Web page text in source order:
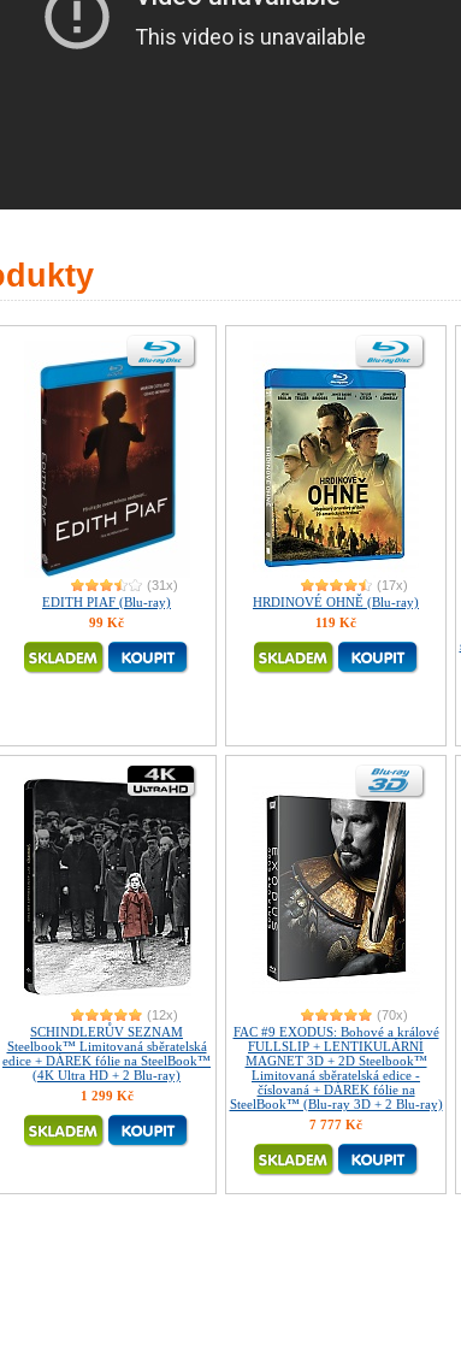
(31x)
EDITH PIAF (Blu-ray)
99 Kč
(17x)
HRDINOVÉ OHNĚ (Blu-ray)
119 Kč
(12x)
SCHINDLERŮV SEZNAM
Steelbook™ Limitovaná sběratelská
edice + DÁREK fólie na SteelBook™
(4K Ultra HD + 2 Blu-ray)
1 299 Kč
(70x)
FAC #9 EXODUS: Bohové a králové
FULLSLIP + LENTIKULÁRNÍ
MAGNET 3D + 2D Steelbook™
Limitovaná sběratelská edice -
číslovaná + DÁREK fólie na
SteelBook™ (Blu-ray 3D + 2 Blu-ray)
7 777 Kč